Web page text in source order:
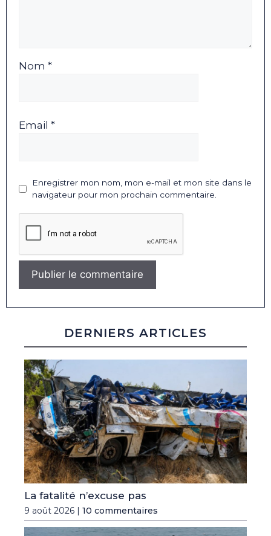
Nom *
Email *
Enregistrer mon nom, mon e-mail et mon site dans le
navigateur pour mon prochain commentaire.
DERNIERS ARTICLES
La fatalité n’excuse pas
9 août 2026 | 10 commentaires